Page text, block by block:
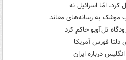
امّا اسرائیل نه
موشک به رسانه‌های معاند
تل‌آویو حاکم کرد
دلتا فورس آمریکا
درباره ایران